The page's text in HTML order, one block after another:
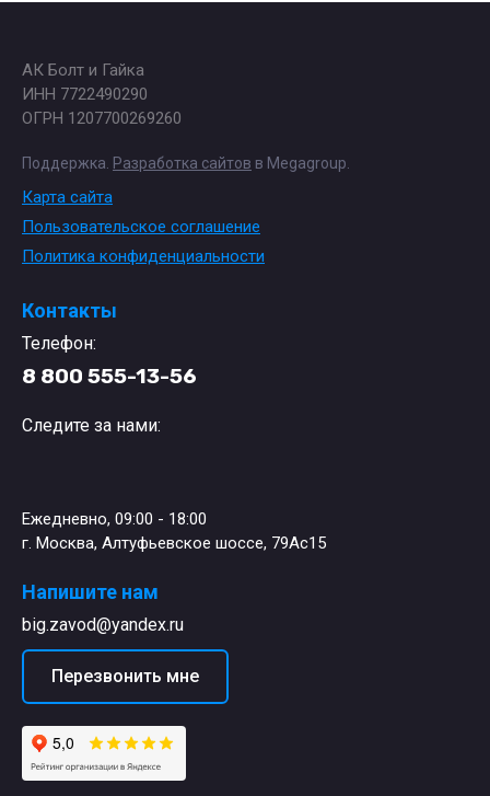
АК Болт и Гайка
ИНН 7722490290
ОГРН 1207700269260
Поддержка. Разработка сайтов в Megagroup.
Карта сайта
Пользовательское соглашение
Политика конфиденциальности
Контакты
Телефон:
8 800 555-13-56
Следите за нами:
Ежедневно, 09:00 - 18:00
г. Москва, Алтуфьевское шоссе, 79Ас15
Напишите нам
big.zavod@yandex.ru
Перезвонить мне